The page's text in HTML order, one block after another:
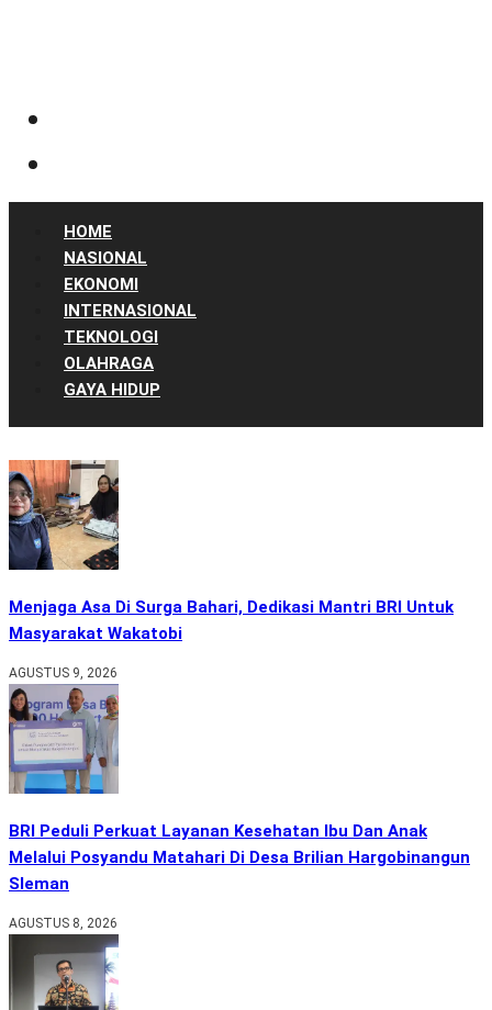
HOME
NASIONAL
EKONOMI
INTERNASIONAL
TEKNOLOGI
OLAHRAGA
GAYA HIDUP
Menjaga Asa Di Surga Bahari, Dedikasi Mantri BRI Untuk
Masyarakat Wakatobi
AGUSTUS 9, 2026
BRI Peduli Perkuat Layanan Kesehatan Ibu Dan Anak
Melalui Posyandu Matahari Di Desa Brilian Hargobinangun
Sleman
AGUSTUS 8, 2026